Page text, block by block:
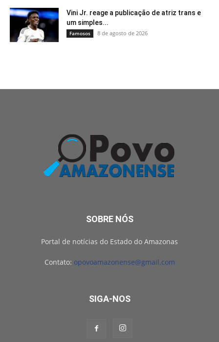
Vini Jr. reage a publicação de atriz trans e
um simples...
Famosos 8 de agosto de 2026
SOBRE NÓS
Portal de notícias do Estado do Amazonas
Contato: opovoamazonense@gmail.com
SIGA-NOS